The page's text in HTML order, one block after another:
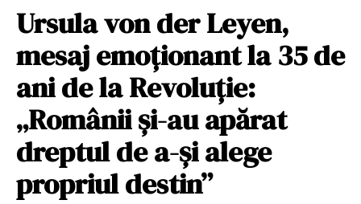
Ursula von der Leyen,
mesaj emoționant la 35 de
ani de la Revoluție:
„Românii și-au apărat
dreptul de a-și alege
propriul destin”